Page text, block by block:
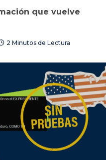
que vuelve
2 Minutos de Lectura